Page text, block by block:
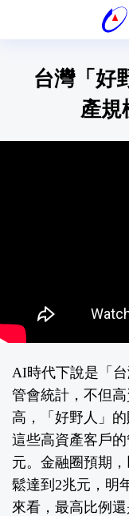
台灣「好
產規
AI時代下說是「
管會統計，不但
高，「好野人」
這些高資產客戶
元。金融圈預期
鬆達到2兆元，明
來看，最高比例